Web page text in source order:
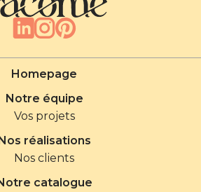
Homepage
Notre équipe
Vos projets
réalisations
Nos clients
catalogue